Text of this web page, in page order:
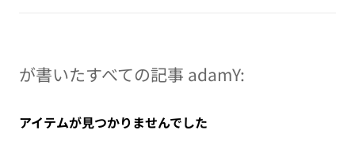
が書いたすべての記事 adamY:
アイテムが見つかりませんでした